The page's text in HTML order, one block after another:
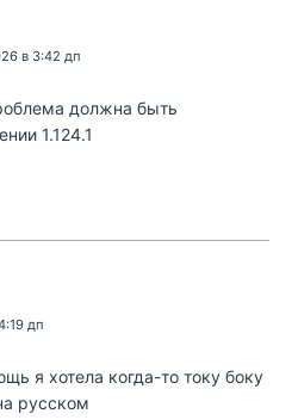
в 3:42 дп
должна быть
1.124.1
дп
я хотела когда-то току боку
русском